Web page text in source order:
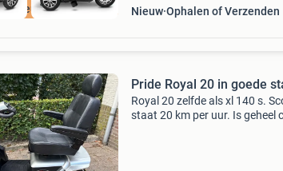
Nieuw Nieuw Ophalen of Verzenden
Pride Royal 20 in goede
Royal 20 zelfde als xl 140 s.
staat 20 km per uur. Is geheel